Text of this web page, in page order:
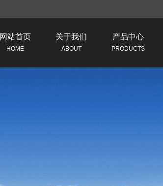
网站首页
HOME
关于我们
ABOUT
产品中心
PRODUCTS